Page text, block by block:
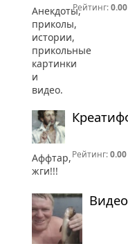
Анекдоты,
приколы,
истории,
прикольные
картинки
и
видео.
Рейтинг:0.00
Аффтар,
жги!!!
Рейтинг:0.00
Видео